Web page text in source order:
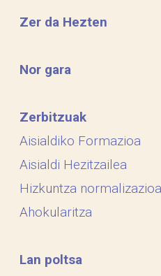
Zer da Hezten
Nor gara
Zerbitzuak
Aisialdiko Formazioa
Aisialdi Hezitzailea
Hizkuntza normalizazioa
Ahokularitza
Lan poltsa